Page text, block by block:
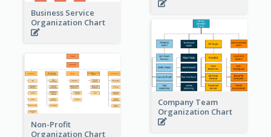
Business Service
Organization Chart
Company Team
Organization Chart
Non-Profit
Organization Chart